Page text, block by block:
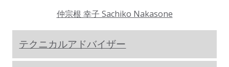
仲宗根 幸子 Sachiko Nakasone
テクニカルアドバイザー